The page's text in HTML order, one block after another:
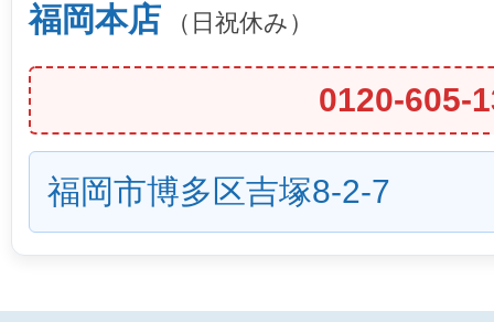
福岡本店 （日祝休み）
0120-605-
福岡市博多区吉塚8-2-7